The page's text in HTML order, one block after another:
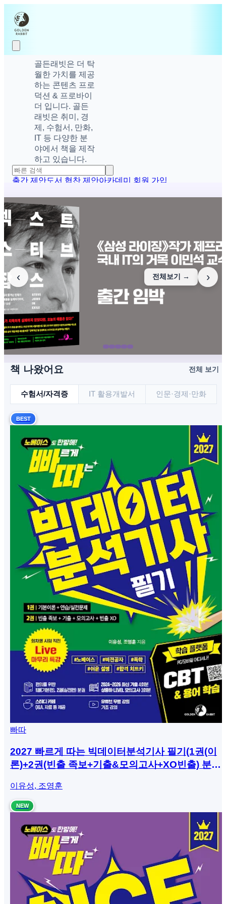
골든래빗은 더 탁
월한 가치를 제공
하는 콘텐츠 프로
덕션 & 프로바이
더 입니다. 골든
래빗은 취미, 경
제, 수험서, 만화,
IT 등 다양한 분
야에서 책을 제작
하고 있습니다.
출간 제안도서 협찬 제안아카데미 회원 가입
‹ 전체보기 → ›
책 나왔어요 전체 보기
수험서/자격증 IT 활용개발서 인문·경제·만화
BEST
빠따
2027 빠르게 따는 빅데이터분석기사 필기(1권(이
론)+2권(빈출 족보+기출&모의고사+XO빈출) 분권,
강)
이유성, 조영훈
NEW